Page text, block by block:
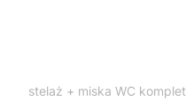
stelaż + miska WC komplet